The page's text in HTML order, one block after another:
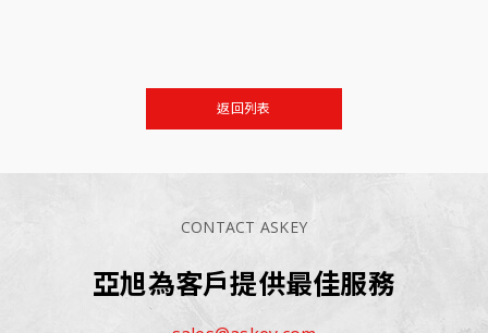
返回列表
CONTACT ASKEY
亞旭為客戶提供最佳服務